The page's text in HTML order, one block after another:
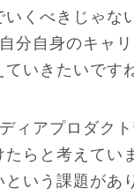
くべきじゃな
分自身のキャリ
いきたいですね
ィアプロダク
らと考えてい
いう課題があ